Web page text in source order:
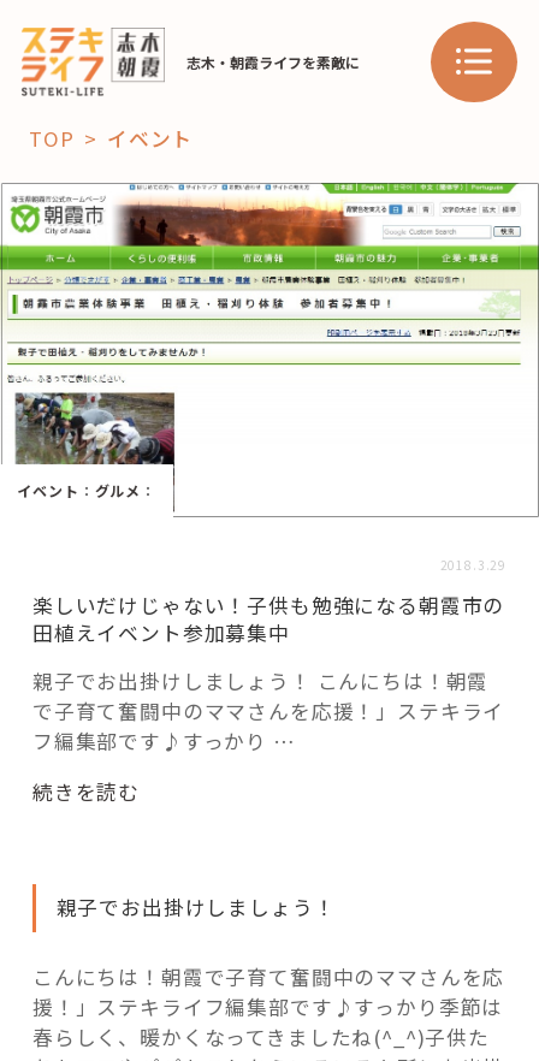
志木・朝霞ライフを素敵に
「コト」
子育て
暮らし
おすすめ
スポット 学び・教育
「場」
HAREL
「モノ」
fleXe リノベ事例
これからの暮らし 住み替え相談
TOP イベント
イベント ： グルメ ：
2018.3.29
楽しいだけじゃない！子供も勉強になる朝霞市の
田植えイベント参加募集中
親子でお出掛けしましょう！ こんにちは！朝霞
で子育て奮闘中のママさんを応援！」ステキライ
フ編集部です♪すっかり …
“楽
だ
じ
ゃ
な
い！
続きを読む
親子でお出掛けしましょう！
こんにちは！朝霞で子育て奮闘中のママさんを応
援！」ステキライフ編集部です♪すっかり季節は
春らしく、暖かくなってきましたね(^_^)子供た